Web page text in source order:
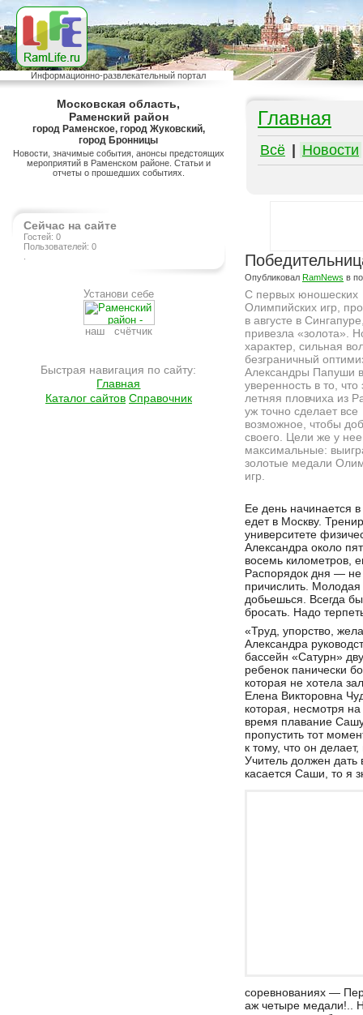
Информационно-развлекательный портал
Московская область,
Раменский район
город Раменское, город Жуковский,
город Бронницы
Новости, значимые события, анонсы предстоящих
мероприятий в Раменском районе. Статьи и
отчеты о прошедших событиях.
Сейчас на сайте
Гостей: 0
Пользователей: 0
Установи себе
наш счётчик
Быстрая навигация по сайту:
Главная
Каталог сайтов Справочник
Главная
Всё Новости
Опубликовал RamNews в
С первых юношеских
Олимпийских игр,
в августе в
привезла «золота».
характер, сильная
безграничный
Александры Папуши
уверенность в то, что
летняя пловчиха из
уж точно сделает все
возможное, чтобы
своего. Цели же у нее
максимальные:
золотые медали
игр.
Ее день начинается
едет в Москву.
университете
Александра около
восемь километров,
Распорядок дня — не
причислить. Молодая
добьешься. Всегда
бросать. Надо
«Труд, упорство,
Александра
бассейн «Сатурн»
ребенок панически
которая не хотела
Елена Викторовна
которая, несмотря
время плавание
пропустить тот
к тому, что он
Учитель должен дать
касается Саши, то я
соревнованиях —
аж четыре медали!..